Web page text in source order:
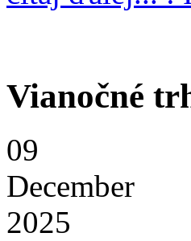
Vianočné
09
December
2025